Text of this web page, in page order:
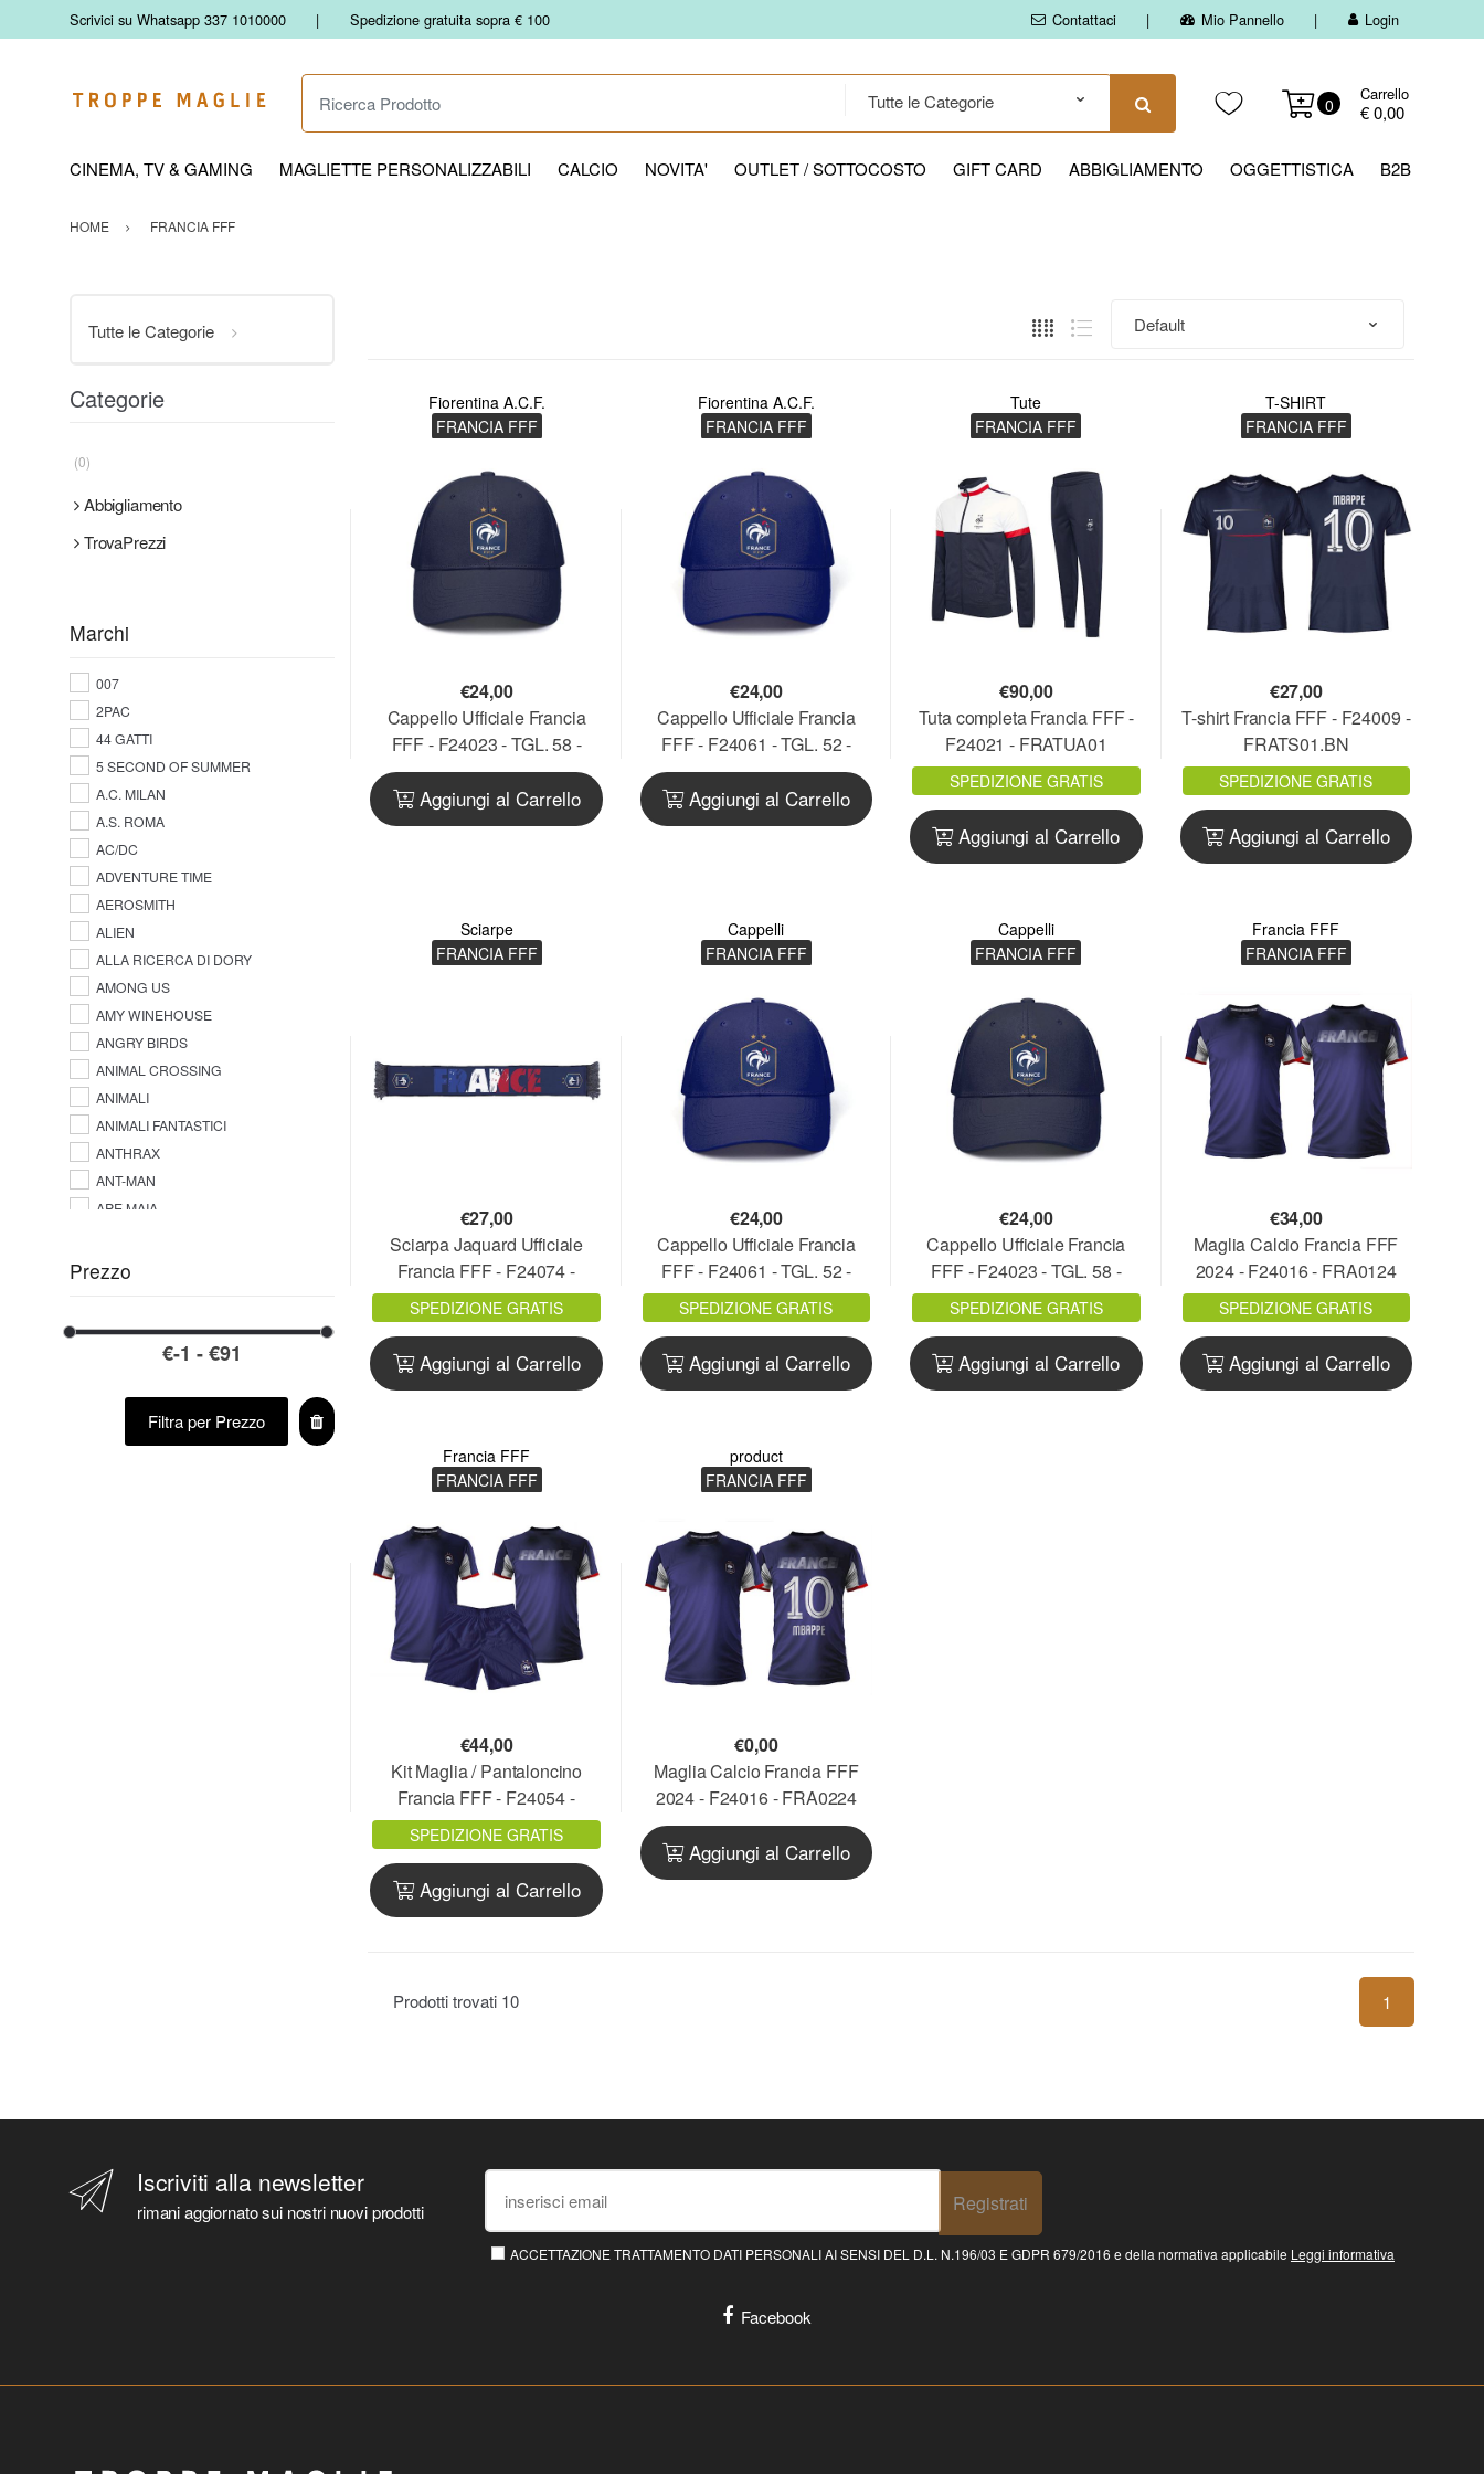
Scrivici su Whatsapp 337 1010000 Spedizione gratuita sopra € 100 Contattaci Mio Pannello Login
Ricerca Prodotto
0
Carrello
€ 0,00
CINEMA, TV & GAMING MAGLIETTE PERSONALIZZABILI CALCIO NOVITA' OUTLET / SOTTOCOSTO GIFT CARD ABBIGLIAMENTO OGGETTISTICA B2B
HOME FRANCIA FFF
Fiorentina A.C.F.
FRANCIA FFF
€24,00
Cappello Ufficiale Francia
FFF - F24023 - TGL. 58 -
FRACAP01.BN
Aggiungi al Carrello
Fiorentina A.C.F.
FRANCIA FFF
€24,00
Cappello Ufficiale Francia
FFF - F24061 - TGL. 52 -
FRACAP01.BL
Aggiungi al Carrello
Tute
FRANCIA FFF
€90,00
Tuta completa Francia FFF -
F24021 - FRATUA01
SPEDIZIONE GRATIS
Aggiungi al Carrello
T-SHIRT
FRANCIA FFF
€27,00
T-shirt Francia FFF - F24009 -
FRATS01.BN
SPEDIZIONE GRATIS
Aggiungi al Carrello
Sciarpe
FRANCIA FFF
€27,00
Sciarpa Jaquard Ufficiale
Francia FFF - F24074 -
FRASCRJ2
SPEDIZIONE GRATIS
Aggiungi al Carrello
Cappelli
FRANCIA FFF
€24,00
Cappello Ufficiale Francia
FFF - F24061 - TGL. 52 -
FRACAP01.BL
SPEDIZIONE GRATIS
Aggiungi al Carrello
Cappelli
FRANCIA FFF
€24,00
Cappello Ufficiale Francia
FFF - F24023 - TGL. 58 -
FRACAP01.BN
SPEDIZIONE GRATIS
Aggiungi al Carrello
Francia FFF
FRANCIA FFF
€34,00
Maglia Calcio Francia FFF
2024 - F24016 - FRA0124
SPEDIZIONE GRATIS
Aggiungi al Carrello
Francia FFF
FRANCIA FFF
€44,00
Kit Maglia / Pantaloncino
Francia FFF - F24054 -
FRA0424C
SPEDIZIONE GRATIS
Aggiungi al Carrello
product
FRANCIA FFF
€0,00
Maglia Calcio Francia FFF
2024 - F24016 - FRA0224
Aggiungi al Carrello
Prodotti trovati 10 1
Tutte le Categorie
Categorie
(0)
Abbigliamento
TrovaPrezzi
Marchi
007
2PAC
44 GATTI
5 SECOND OF SUMMER
A.C. MILAN
A.S. ROMA
AC/DC
ADVENTURE TIME
AEROSMITH
ALIEN
ALLA RICERCA DI DORY
AMONG US
AMY WINEHOUSE
ANGRY BIRDS
ANIMAL CROSSING
ANIMALI
ANIMALI FANTASTICI
ANTHRAX
ANT-MAN
APE MAIA
ASKING ALEXANDRIA
A-STARS LEAGUE NY
ATALANTA B.C.
BIG HERO SIX
BILLIE EILISH
BING
Prezzo
Filtra per Prezzo
Iscriviti alla newsletter
rimani aggiornato sui nostri nuovi prodotti Registrati
ACCETTAZIONE TRATTAMENTO DATI PERSONALI AI SENSI DEL D.L. N.196/03 E GDPR 679/2016 e della normativa applicabile Leggi informativa
Facebook